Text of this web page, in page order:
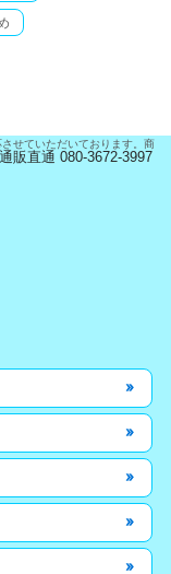
せていただいております。商
通販直通 080-3672-3997